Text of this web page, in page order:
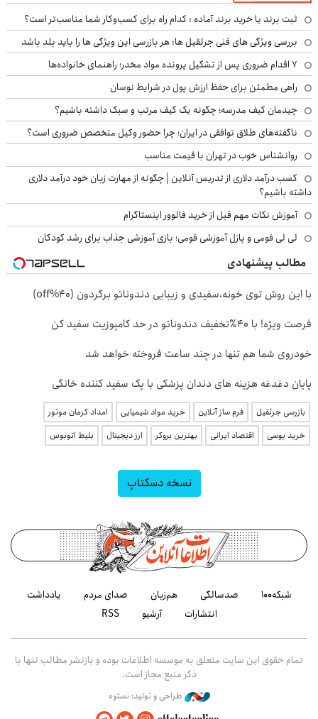
ثبت برند یا خرید برند آماده : کدام راه برای کسب‌وکار شما مناسب‌تر است؟
بررسی ویژگی های فنی جرثقیل ها: هر بازرسی این ویژگی ها را باید بلد باشد
۷ اقدام ضروری پس از تشکیل پرونده مواد مخدر؛ راهنمای خانواده‌ها
راهی مطمئن برای حفظ ارزش پول در شرایط نوسان
چیدمان کیف مدرسه؛ چگونه یک کیف مرتب و سبک داشته باشیم؟
ناگفته‌های طلاق توافقی در ایران؛ چرا حضور وکیل متخصص ضروری است؟
روانشناس خوب در تهران با قیمت مناسب
کسب درآمد دلاری از تدریس آنلاین | چگونه از مهارت زبان خود درآمد دلاری
داشته باشیم؟
آموزش نکات مهم قبل از خرید فالوور اینستاگرام
لی لی فومی و پازل آموزشی فومی؛ بازی آموزشی جذاب برای رشد کودکان
مطالب پیشنهادی
با این روش توی خونه،سفیدی و زیبایی دندوناتو برگردون (40%off)
فرصت ویژه! با 40٪تخفیف دندوناتو در حد کامپوزیت سفید کن
خودروی شما هم تنها در چند ساعت فروخته خواهد شد
پایان دغدغه هزینه های دندان پزشکی با پک سفید کننده خانگی
بازرسی جرثقیل فرم ساز آنلاین خرید مواد شیمیایی
امداد کرمان موتور
خرید یوسی
اقتصاد ایرانی بهترین بروکر ارز دیجیتال بلیط اتوبوس
نسخه دسکتاپ
شبکه۱۰۰ صدسالگی هم‌زبان صدای مردم
یادداشت
انتشارات
آرشیو RSS
تمام حقوق این سایت متعلق به موسسه اطلاعات بوده و بازنشر مطالب تنها با
ذکر منبع مجاز است.
طراحی و تولید: نستوه